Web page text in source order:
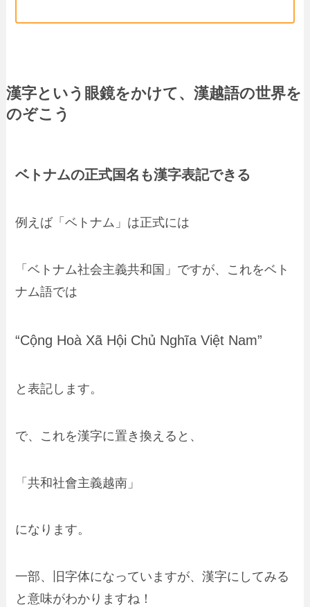
漢字という眼鏡をかけて、漢越語の世界を
のぞこう
ベトナムの正式国名も漢字表記できる
例えば「ベトナム」は正式には
「ベトナム社会主義共和国」ですが、これをベト
ナム語では
“Cộng Hoà Xã Hội Chủ Nghĩa Việt Nam”
と表記します。
で、これを漢字に置き換えると、
「共和社會主義越南」
になります。
一部、旧字体になっていますが、漢字にしてみる
と意味がわかりますね！